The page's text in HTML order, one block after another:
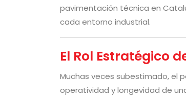
pavimentación técnica en
cada entorno industrial.
El Rol Estratégico
Muchas veces subestimado, el
operatividad y longevidad de